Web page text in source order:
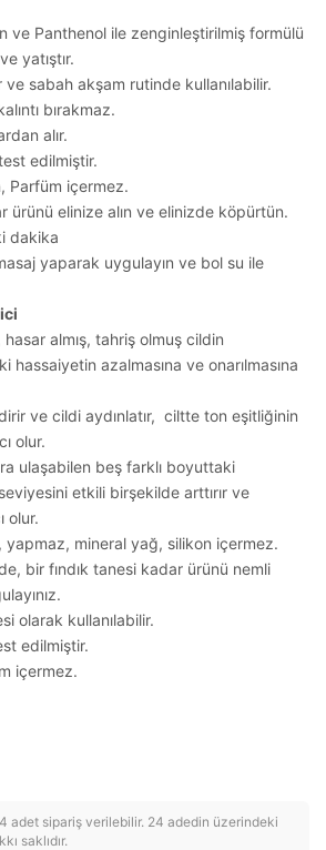
ve Panthenol ile zenginleştirilmiş formülü
yatıştır.
ve sabah akşam rutinde kullanılabilir.
bırakmaz.
alır.
edilmiştir.
Parfüm içermez.
ürünü elinize alın ve elinizde köpürtün.
dakika
yaparak uygulayın ve bol su ile
almış, tahriş olmuş cildin
hassaiyetin azalmasına ve onarılmasına
ve cildi aydınlatır, ciltte ton eşitliğinin
olur.
ulaşabilen beş farklı boyuttaki
etkili birşekilde arttırır ve
olur.
yapmaz, mineral yağ, silikon içermez.
bir fındık tanesi kadar ürünü nemli
olarak kullanılabilir.
edilmiştir.
içermez.
adet sipariş verilebilir. 24 adedin üzerindeki
saklıdır.